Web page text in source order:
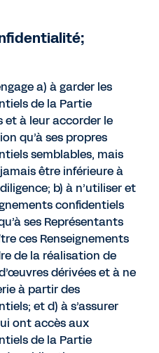
a) à garder les
de la Partie
à leur accorder le
qu’à ses propres
semblables, mais
être inférieure à
b) à n’utiliser et
confidentiels
ses Représentants
ces Renseignements
de la réalisation de
dérivées et à ne
à partir des
et d) à s’assurer
ont accès aux
de la Partie